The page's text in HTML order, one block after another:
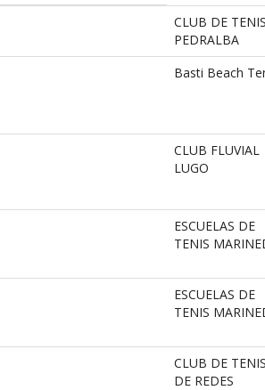
CLUB DE
PEDRALBA
Basti Beach
CLUB FLUVIAL
LUGO
ESCUELAS DE
TENIS
ESCUELAS DE
TENIS
CLUB DE
DE REDES